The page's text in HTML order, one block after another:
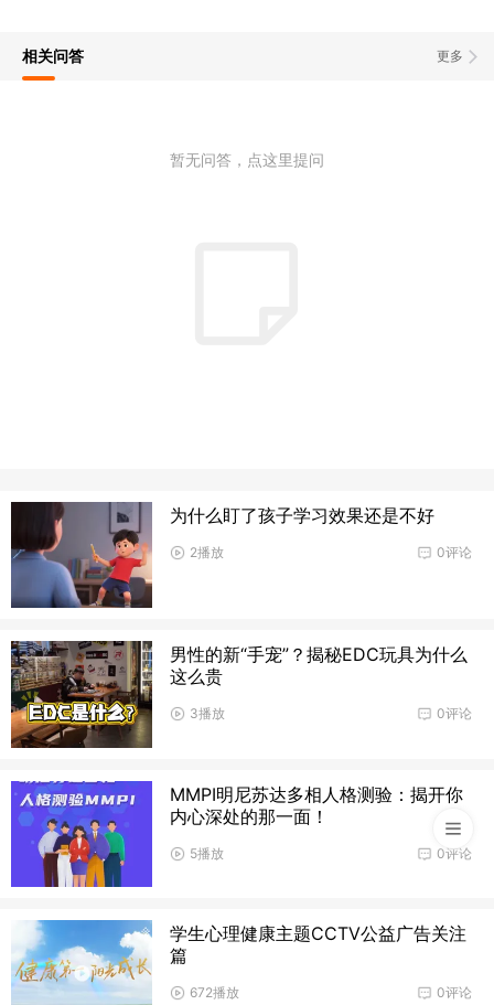
更多
相关问答
暂无问答，点这里提问
为什么盯了孩子学习效果还是不好
0评论
2播放
男性的新“手宠”？揭秘EDC玩具为什么
这么贵
0评论
3播放
MMPI明尼苏达多相人格测验：揭开你
内心深处的那一面！
0评论
5播放
学生心理健康主题CCTV公益广告关注
篇
0评论
672播放